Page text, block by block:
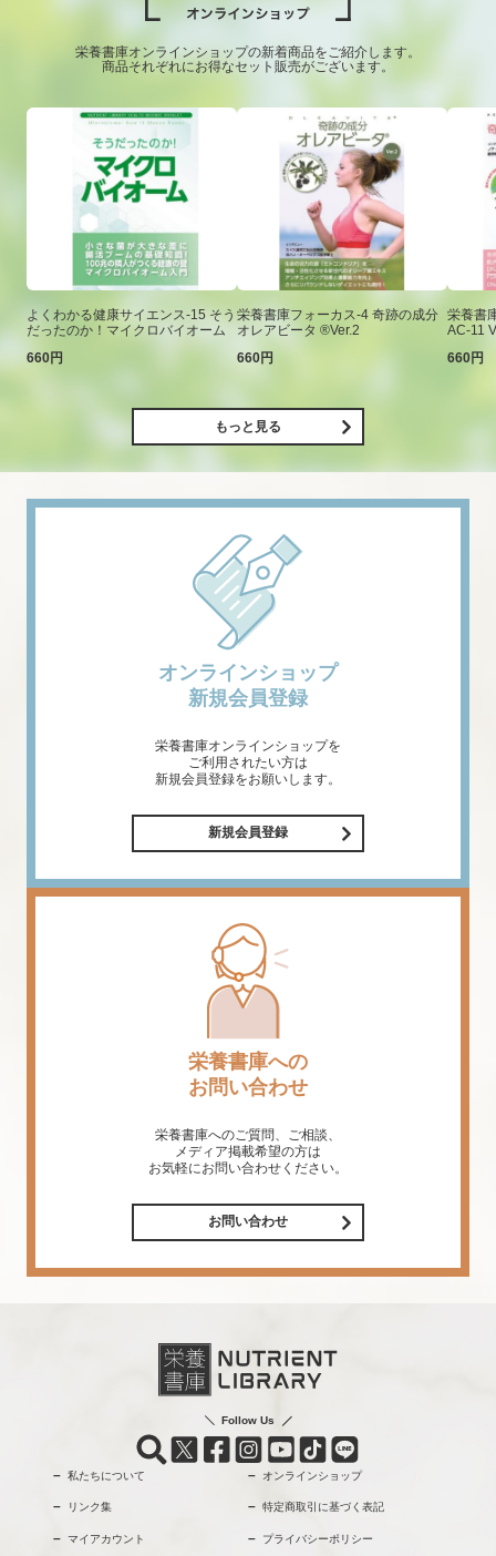
栄養書庫オンラインショップの新着商品をご紹介します。
商品それぞれにお得なセット販売がございます。
よくわかる健康サイエンス-15 そう
だったのか！マイクロバイオーム
660円
栄養書庫フォーカス-4 奇跡の成分
オレアビータ ®Ver.2
660円
栄養書
AC-11
660円
もっと見る
オンラインショップ
新規会員登録
栄養書庫オンラインショップを
ご利用されたい方は
新規会員登録をお願いします。
新規会員登録
栄養書庫への
お問い合わせ
栄養書庫へのご質問、ご相談、
メディア掲載希望の方は
お気軽にお問い合わせください。
お問い合わせ
Follow Us
私たちについて オンラインショップ
リンク集 特定商取引に基づく表記
マイアカウント プライバシーポリシー